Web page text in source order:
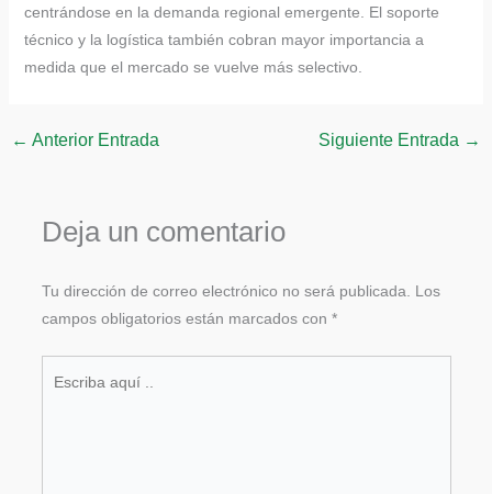
centrándose en la demanda regional emergente. El soporte
técnico y la logística también cobran mayor importancia a
medida que el mercado se vuelve más selectivo.
← Anterior Entrada Siguiente Entrada →
Deja un comentario
Tu dirección de correo electrónico no será publicada.
Los
campos obligatorios están marcados con *